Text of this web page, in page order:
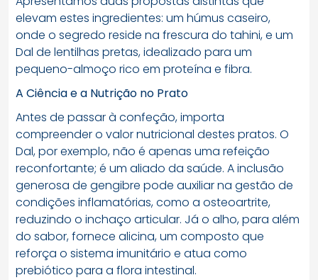
elevam estes ingredientes: um húmus caseiro,
onde o segredo reside na frescura do tahini, e um
Dal de lentilhas pretas, idealizado para um
pequeno-almoço rico em proteína e fibra.
A Ciência e a Nutrição no Prato
Antes de passar à confeção, importa
compreender o valor nutricional destes pratos. O
Dal, por exemplo, não é apenas uma refeição
reconfortante; é um aliado da saúde. A inclusão
generosa de gengibre pode auxiliar na gestão de
condições inflamatórias, como a osteoartrite,
reduzindo o inchaço articular. Já o alho, para além
do sabor, fornece alicina, um composto que
reforça o sistema imunitário e atua como
prebiótico para a flora intestinal.